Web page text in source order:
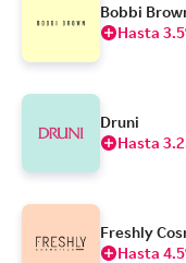
Bobbi
Hasta
Druni
Hasta
Freshly
Hasta